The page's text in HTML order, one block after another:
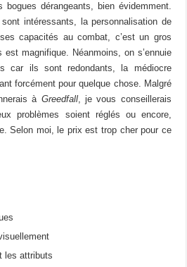
bogues dérangeants, bien évidemment.
intéressants, la personnalisation de
capacités au combat, c’est un gros
est magnifique. Néanmoins, on s’ennuie
car ils sont redondants, la médiocre
forcément pour quelque chose. Malgré
à Greedfall, je vous conseillerais
problèmes soient réglés ou encore,
Selon moi, le prix est trop cher pour ce
les attributs